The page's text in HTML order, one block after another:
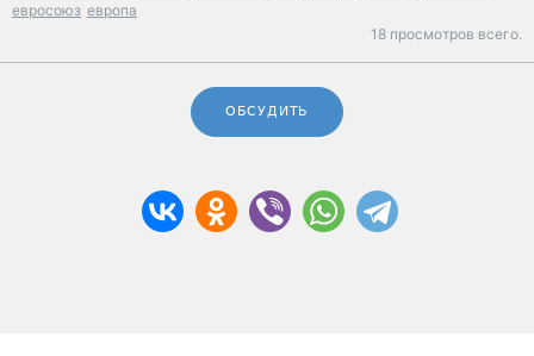
евросоюз европа
18 просмотров всего.
ОБСУДИТЬ